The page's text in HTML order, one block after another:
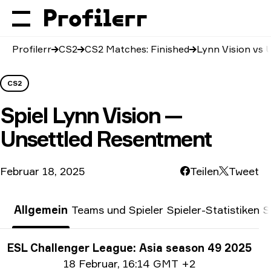
Profilerr CS2 CS2 Matches: Finished Lynn Vision vs
CS2
Spiel Lynn Vision —
Unsettled Resentment
Februar 18, 2025 Teilen Tweet
Allgemein Teams und Spieler Spieler-Statistiken
Turnier-Informationen
ESL Challenger League: Asia season 49 2025
18 Februar, 16:14 GMT +2